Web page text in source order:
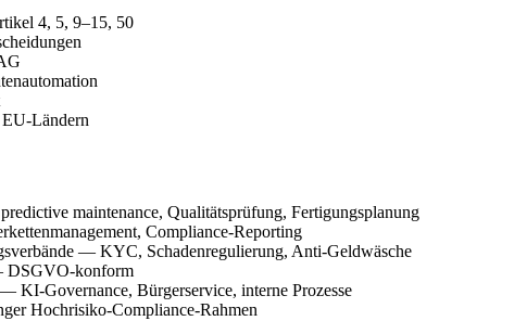
4, 5, 9–15, 50
Ländern
maintenance, Qualitätsprüfung, Fertigungsplanung
Compliance-Reporting
— KYC, Schadenregulierung, Anti-Geldwäsche
DSGVO-konform
KI-Governance, Bürgerservice, interne Prozesse
Hochrisiko-Compliance-Rahmen